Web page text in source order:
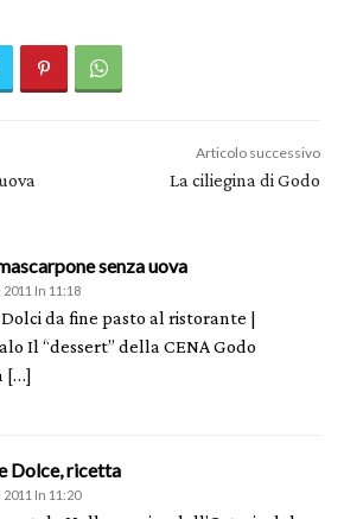
Articolo successivo
La ciliegina di Godo
senza uova
In 11:18
Dolci da fine pasto al ristorante |
Il “dessert” della CENA Godo
[…]
Dolce, ricetta
In 11:20